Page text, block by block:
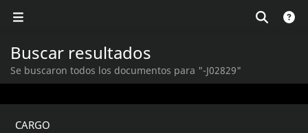
Buscar resultados
Se buscaron todos los documentos para "-J02829"
CARGO